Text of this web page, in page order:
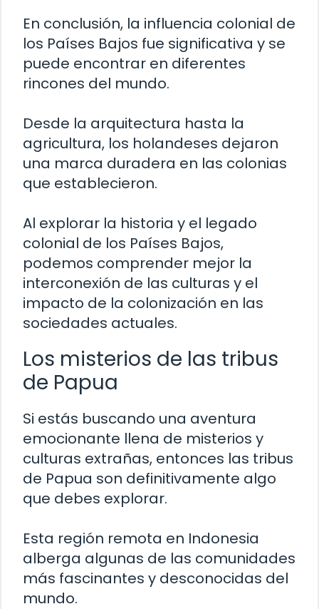
En conclusión, la influencia colonial de
los Países Bajos fue significativa y se
puede encontrar en diferentes
rincones del mundo.
Desde la arquitectura hasta la
agricultura, los holandeses dejaron
una marca duradera en las colonias
que establecieron.
Al explorar la historia y el legado
colonial de los Países Bajos,
podemos comprender mejor la
interconexión de las culturas y el
impacto de la colonización en las
sociedades actuales.
Los misterios de las tribus
de Papua
Si estás buscando una aventura
emocionante llena de misterios y
culturas extrañas, entonces las tribus
de Papua son definitivamente algo
que debes explorar.
Esta región remota en Indonesia
alberga algunas de las comunidades
más fascinantes y desconocidas del
mundo.